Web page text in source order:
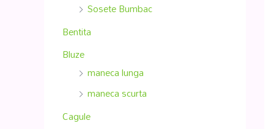
Sosete Bumbac
Bentita
Bluze
maneca lunga
maneca scurta
Cagule